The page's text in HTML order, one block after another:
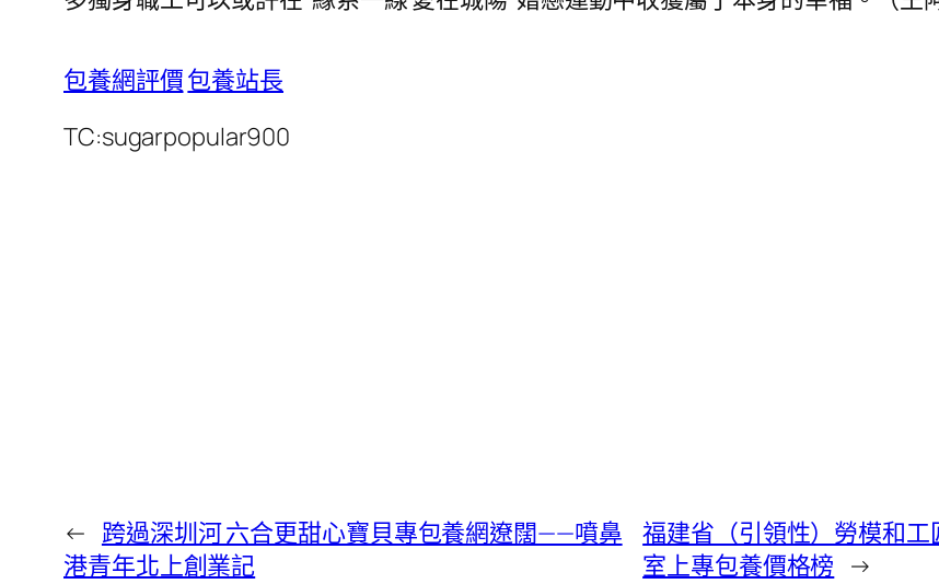
包養網評價包養站長
TC:sugarpopular900
← 跨過深圳河 六合更甜心寶貝專包養網遼闊——噴鼻
港青年北上創業記
福建省（引領性）勞模和
室上專包養價格榜 →